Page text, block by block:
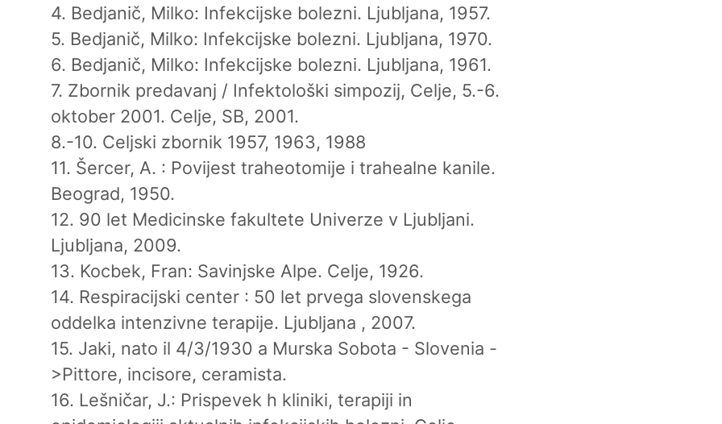
4. Bedjanič, Milko: Infekcijske bolezni. Ljubljana, 1957.
5. Bedjanič, Milko: Infekcijske bolezni. Ljubljana, 1970.
6. Bedjanič, Milko: Infekcijske bolezni. Ljubljana, 1961.
7. Zbornik predavanj / Infektološki simpozij, Celje, 5.-6.
oktober 2001. Celje, SB, 2001.
8.-10. Celjski zbornik 1957, 1963, 1988
11. Šercer, A. : Povijest traheotomije i trahealne kanile.
Beograd, 1950.
12. 90 let Medicinske fakultete Univerze v Ljubljani.
Ljubljana, 2009.
13. Kocbek, Fran: Savinjske Alpe. Celje, 1926.
14. Respiracijski center : 50 let prvega slovenskega
oddelka intenzivne terapije. Ljubljana , 2007.
15. Jaki, nato il 4/3/1930 a Murska Sobota - Slovenia -
>Pittore, incisore, ceramista.
16. Lešničar, J.: Prispevek h kliniki, terapiji in